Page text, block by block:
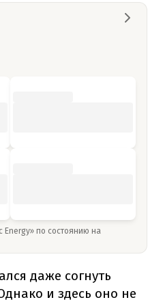
Energy» по состоянию на
даже согнуть
и здесь оно не